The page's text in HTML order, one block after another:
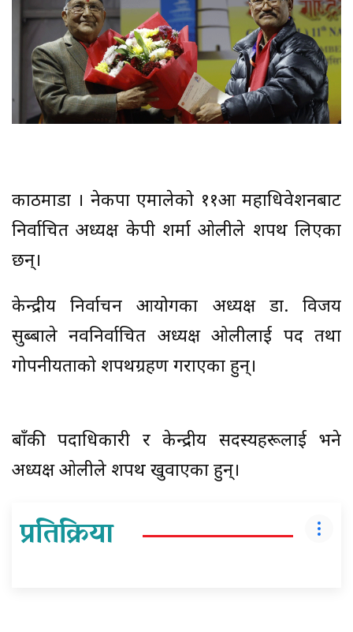
काठमाडौँ । नेकपा एमालेको ११औँ महाधिवेशनबाट
निर्वाचित अध्यक्ष केपी शर्मा ओलीले शपथ लिएका
छन्।
केन्द्रीय निर्वाचन आयोगका अध्यक्ष डा. विजय
सुब्बाले नवनिर्वाचित अध्यक्ष ओलीलाई पद तथा
गोपनीयताको शपथग्रहण गराएका हुन्।
बाँकी पदाधिकारी र केन्द्रीय सदस्यहरूलाई भने
अध्यक्ष ओलीले शपथ खुवाएका हुन्।
प्रतिक्रिया